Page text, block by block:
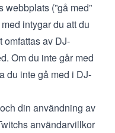
(”gå med”
intygar du att du
omfattas av DJ-
Om du inte går med
du inte gå med i DJ-
din användning av
användarvillkor